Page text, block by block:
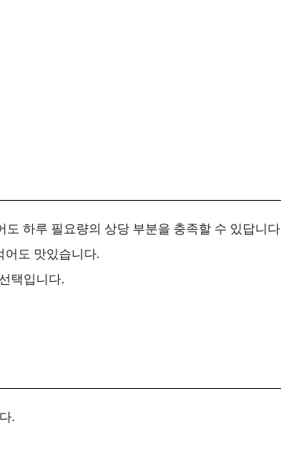
하루 필요량의 상당 부분을 충족할 수 있답니
어도 맛있습니다.
택입니다.
.